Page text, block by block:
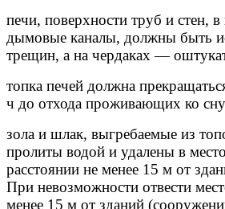
печи, поверхности труб и стен,
дымовые каналы, должны быть
трещин, а на чердаках —
топка печей должна
ч до отхода проживающих ко
зола и шлак, выгребаемые из
пролиты водой и удалены в
расстоянии не менее 15 м от
При невозможности отвести
менее 15 м от зданий